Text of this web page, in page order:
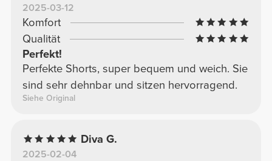
2025-03-12
Komfort
Qualität
Perfekt!
Perfekte Shorts, super bequem und weich. Sie
sind sehr dehnbar und sitzen hervorragend.
Siehe Original
Diva G.
2025-02-04